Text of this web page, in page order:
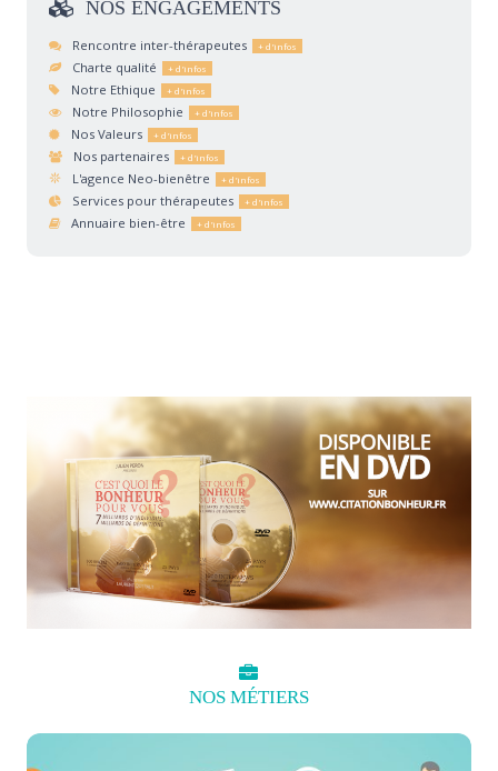
NOS ENGAGEMENTS
Rencontre inter-thérapeutes
Charte qualité
Notre Ethique
Notre Philosophie
Nos Valeurs
Nos partenaires
L'agence Neo-bienêtre
Services pour thérapeutes
Annuaire bien-être
NOS MÉTIERS